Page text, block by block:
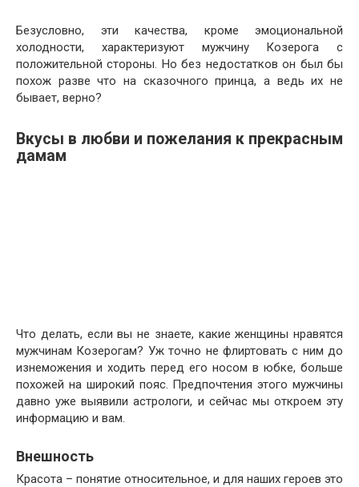
Безусловно, эти качества, кроме эмоциональной
холодности, характеризуют мужчину Козерога с
положительной стороны. Но без недостатков он был бы
похож разве что на сказочного принца, а ведь их не
бывает, верно?
Вкусы в любви и пожелания к прекрасным
дамам
Что делать, если вы не знаете, какие женщины нравятся
мужчинам Козерогам? Уж точно не флиртовать с ним до
изнеможения и ходить перед его носом в юбке, больше
похожей на широкий пояс. Предпочтения этого мужчины
давно уже выявили астрологи, и сейчас мы откроем эту
информацию и вам.
Внешность
Красота – понятие относительное, и для наших героев это